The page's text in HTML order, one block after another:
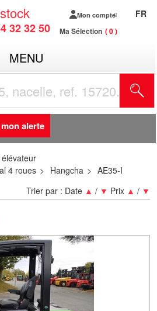
32 32 50
Mon compte
Ma Sélection 0
FR
MENU
alerte
4 roues
Hangcha AE35-I
Trier par : Date ▲ / ▼ Prix ▲ / ▼